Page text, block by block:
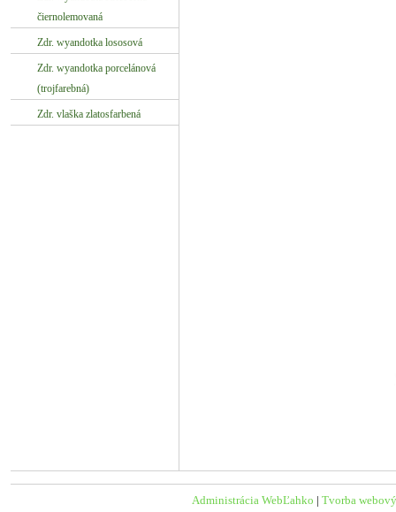
čiernolemovaná
Zdr. wyandotka lososová
Zdr. wyandotka porcelánová
(trojfarebná)
Zdr. vlaška zlatosfarbená
Administrácia WebĽahko | Tvorba